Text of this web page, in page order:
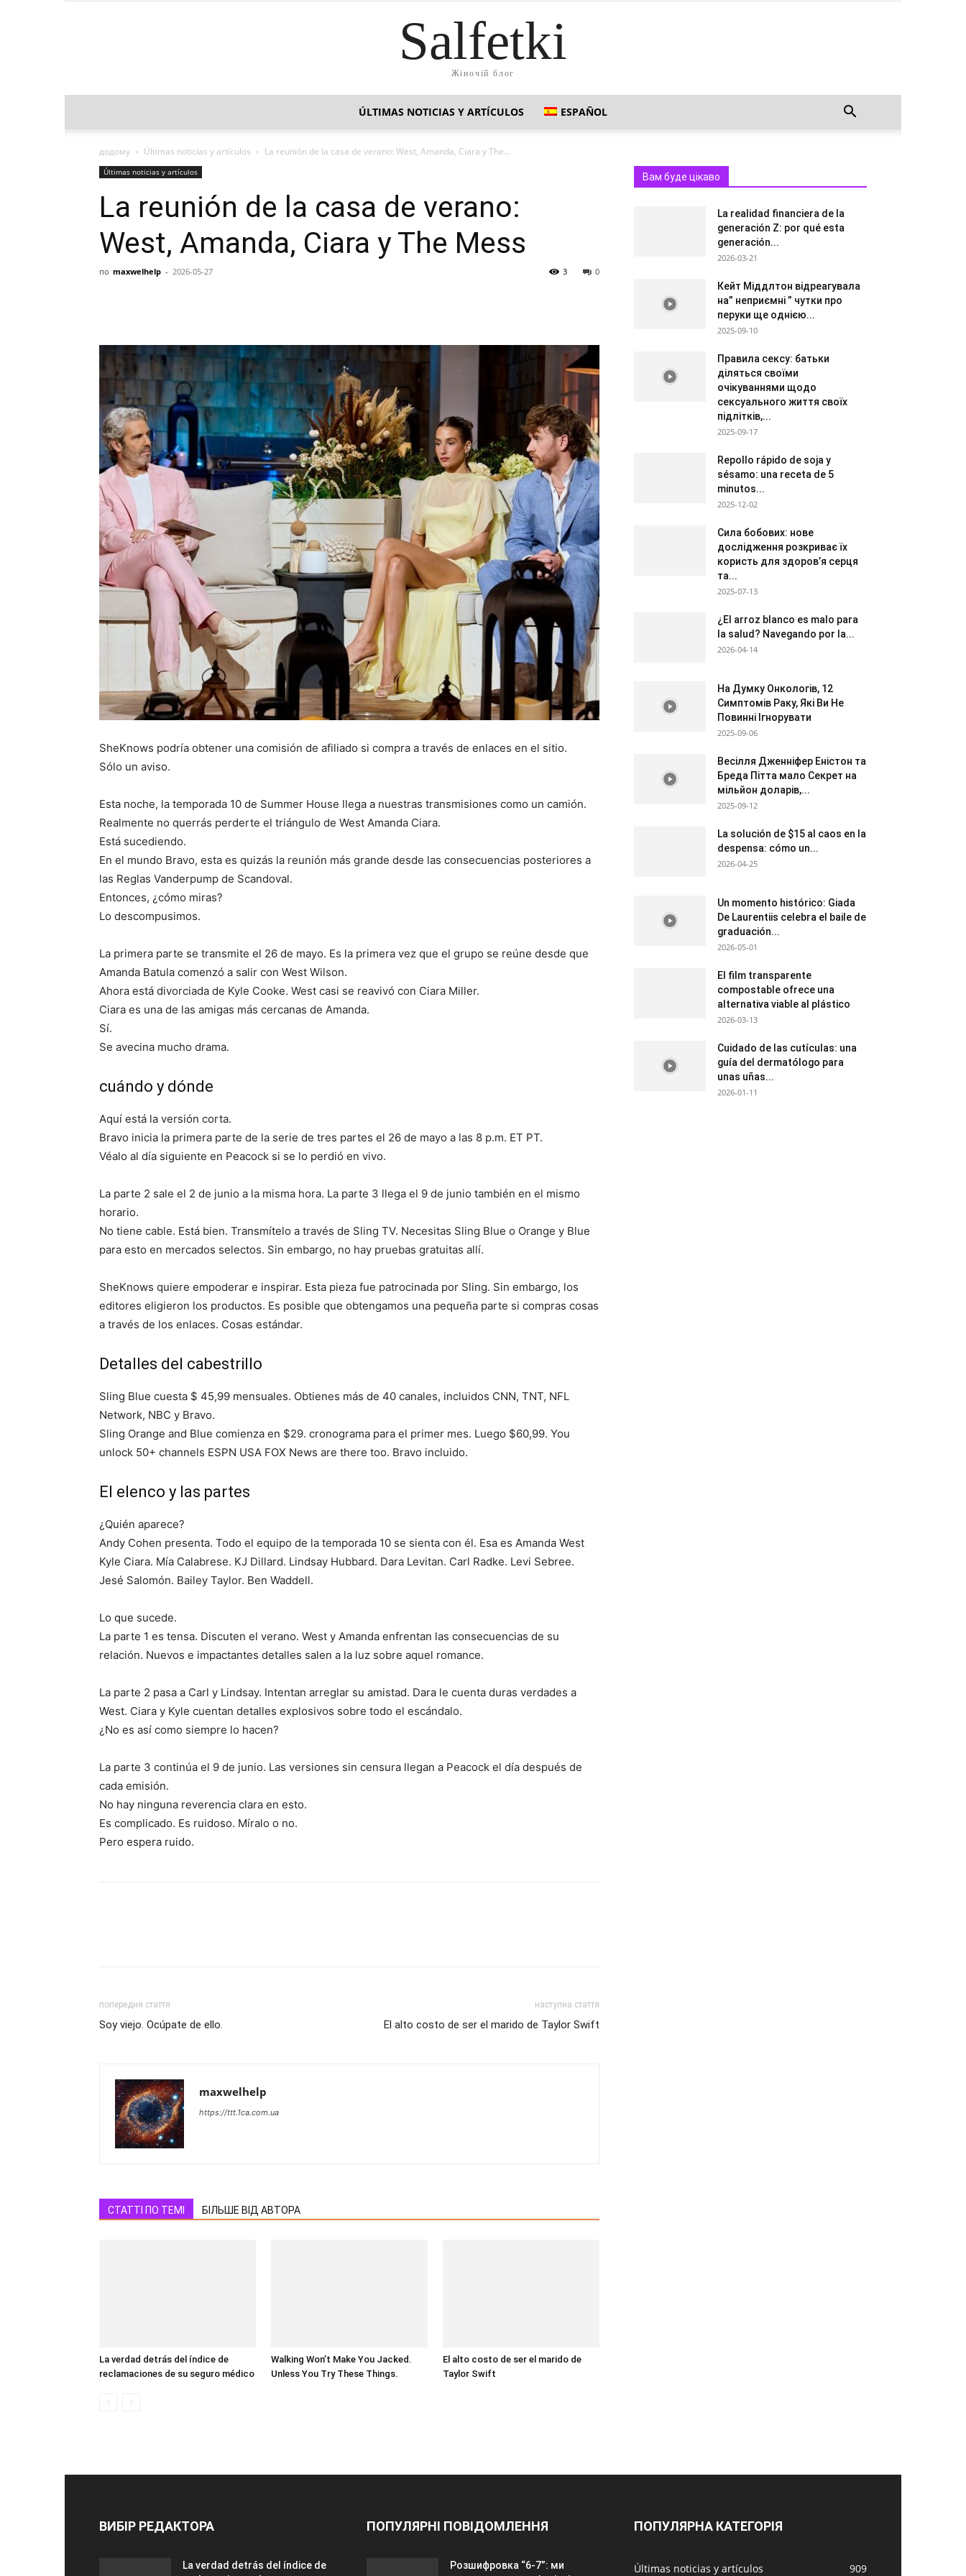
Salfetki
Жіночій блог
ÚLTIMAS NOTICIAS Y ARTÍCULOS ESPAÑOL
додому Últimas noticias y artículos La reunión de la casa de verano: West, Amanda, Ciara y The...
Últimas noticias y artículos
La reunión de la casa de verano:
West, Amanda, Ciara y The Mess
по maxwelhelp - 2026-05-27 0
3
SheKnows podría obtener una comisión de afiliado si compra a través de enlaces en el sitio.
Sólo un aviso.
Esta noche, la temporada 10 de Summer House llega a nuestras transmisiones como un camión.
Realmente no querrás perderte el triángulo de West Amanda Ciara.
Está sucediendo.
En el mundo Bravo, esta es quizás la reunión más grande desde las consecuencias posteriores a
las Reglas Vanderpump de Scandoval.
Entonces, ¿cómo miras?
Lo descompusimos.
La primera parte se transmite el 26 de mayo. Es la primera vez que el grupo se reúne desde que
Amanda Batula comenzó a salir con West Wilson.
Ahora está divorciada de Kyle Cooke. West casi se reavivó con Ciara Miller.
Ciara es una de las amigas más cercanas de Amanda.
Sí.
Se avecina mucho drama.
cuándo y dónde
Aquí está la versión corta.
Bravo inicia la primera parte de la serie de tres partes el 26 de mayo a las 8 p.m. ET PT.
Véalo al día siguiente en Peacock si se lo perdió en vivo.
La parte 2 sale el 2 de junio a la misma hora. La parte 3 llega el 9 de junio también en el mismo
horario.
No tiene cable. Está bien. Transmítelo a través de Sling TV. Necesitas Sling Blue o Orange y Blue
para esto en mercados selectos. Sin embargo, no hay pruebas gratuitas allí.
SheKnows quiere empoderar e inspirar. Esta pieza fue patrocinada por Sling. Sin embargo, los
editores eligieron los productos. Es posible que obtengamos una pequeña parte si compras cosas
a través de los enlaces. Cosas estándar.
Detalles del cabestrillo
Sling Blue cuesta $ 45,99 mensuales. Obtienes más de 40 canales, incluidos CNN, TNT, NFL
Network, NBC y Bravo.
Sling Orange and Blue comienza en $29. cronograma para el primer mes. Luego $60,99. You
unlock 50+ channels ESPN USA FOX News are there too. Bravo incluido.
El elenco y las partes
¿Quién aparece?
Andy Cohen presenta. Todo el equipo de la temporada 10 se sienta con él. Esa es Amanda West
Kyle Ciara. Mía Calabrese. KJ Dillard. Lindsay Hubbard. Dara Levitan. Carl Radke. Levi Sebree.
Jesé Salomón. Bailey Taylor. Ben Waddell.
Lo que sucede.
La parte 1 es tensa. Discuten el verano. West y Amanda enfrentan las consecuencias de su
relación. Nuevos e impactantes detalles salen a la luz sobre aquel romance.
La parte 2 pasa a Carl y Lindsay. Intentan arreglar su amistad. Dara le cuenta duras verdades a
West. Ciara y Kyle cuentan detalles explosivos sobre todo el escándalo.
¿No es así como siempre lo hacen?
La parte 3 continúa el 9 de junio. Las versiones sin censura llegan a Peacock el día después de
cada emisión.
No hay ninguna reverencia clara en esto.
Es complicado. Es ruidoso. Míralo o no.
Pero espera ruido.
попередня стаття
Soy viejo. Ocúpate de ello.
наступна стаття
El alto costo de ser el marido de Taylor Swift
maxwelhelp
https://ttt.1ca.com.ua
СТАТТІ ПО ТЕМІ БІЛЬШЕ ВІД АВТОРА
La verdad detrás del índice de
reclamaciones de su seguro médico
Walking Won’t Make You Jacked.
Unless You Try These Things.
El alto costo de ser el marido de
Taylor Swift
Вам буде цікаво
La realidad financiera de la
generación Z: por qué esta
generación...
2026-03-21
Кейт Міддлтон відреагувала
на” неприємні ” чутки про
перуки ще однією...
2025-09-10
Правила сексу: батьки
діляться своїми
очікуваннями щодо
сексуального життя своїх
підлітків,...
2025-09-17
Repollo rápido de soja y
sésamo: una receta de 5
minutos...
2025-12-02
Сила бобових: нове
дослідження розкриває їх
користь для здоров’я серця
та...
2025-07-13
¿El arroz blanco es malo para
la salud? Navegando por la...
2026-04-14
На Думку Онкологів, 12
Симптомів Раку, Які Ви Не
Повинні Ігнорувати
2025-09-06
Весілля Дженніфер Еністон та
Бреда Пітта мало Секрет на
мільйон доларів,...
2025-09-12
La solución de $15 al caos en la
despensa: cómo un...
2026-04-25
Un momento histórico: Giada
De Laurentiis celebra el baile de
graduación...
2026-05-01
El film transparente
compostable ofrece una
alternativa viable al plástico
2026-03-13
Cuidado de las cutículas: una
guía del dermatólogo para
unas uñas...
2026-01-11
ВИБІР РЕДАКТОРА
La verdad detrás del índice de
ПОПУЛЯРНІ ПОВІДОМЛЕННЯ
Розшифровка “6-7”: ми
ПОПУЛЯРНА КАТЕГОРІЯ
Últimas noticias y artículos 909